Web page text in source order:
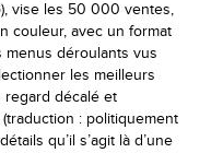
vise les 50 000 ventes,
couleur, avec un format
déroulants vus
les meilleurs
regard décalé et
: politiquement
qu’il s’agit là d’une